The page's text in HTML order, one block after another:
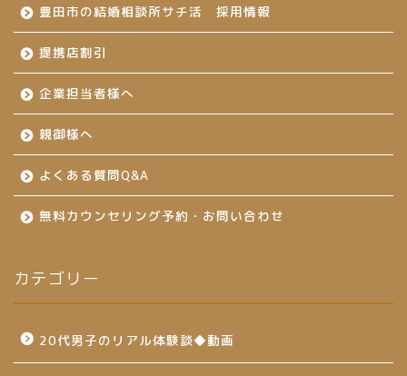
豊田市の結婚相談所サチ活 採用情報
提携店割引
企業担当者様へ
親御様へ
よくある質問Q&A
無料カウンセリング予約・お問い合わせ
カテゴリー
20代男子のリアル体験談◆動画